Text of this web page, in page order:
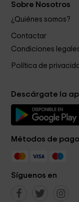
Sobre Nosotros
¿Quiénes somos?
Contactar
Condiciones
Política de
Descárgate la
Métodos de pago
Síguenos en